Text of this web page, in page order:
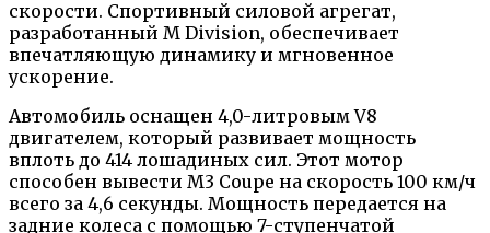
скорости. Спортивный силовой агрегат,
разработанный M Division, обеспечивает
впечатляющую динамику и мгновенное
ускорение.
Автомобиль оснащен 4,0-литровым V8
двигателем, который развивает мощность
вплоть до 414 лошадиных сил. Этот мотор
способен вывести M3 Coupe на скорость 100 км/ч
всего за 4,6 секунды. Мощность передается на
задние колеса с помощью 7-ступенчатой